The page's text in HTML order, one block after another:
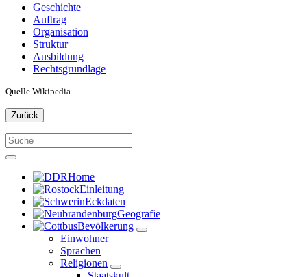
Geschichte
Auftrag
Organisation
Struktur
Ausbildung
Rechtsgrundlage
Quelle Wikipedia
Zurück
Home
Einleitung
Eckdaten
Geografie
Bevölkerung
Einwohner
Sprachen
Religionen